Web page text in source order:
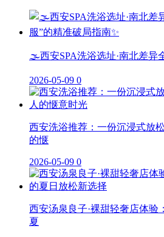
🌫️西安SPA洗浴选址·南北差异
2026-05-09 0
西安洗浴推荐：一份沉浸式放
的惬
2026-05-09 0
西安汤泉良子·裸甜轻奢店体验
夏